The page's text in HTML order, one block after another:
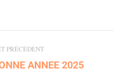
PRÉCÉDENT
PreviousANNEE 2025